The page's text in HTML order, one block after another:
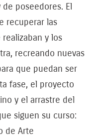
poseedores. El
recuperar las
y los
recreando nuevas
que puedan ser
fase, el proyecto
y el arrastre del
siguen su curso:
de Arte